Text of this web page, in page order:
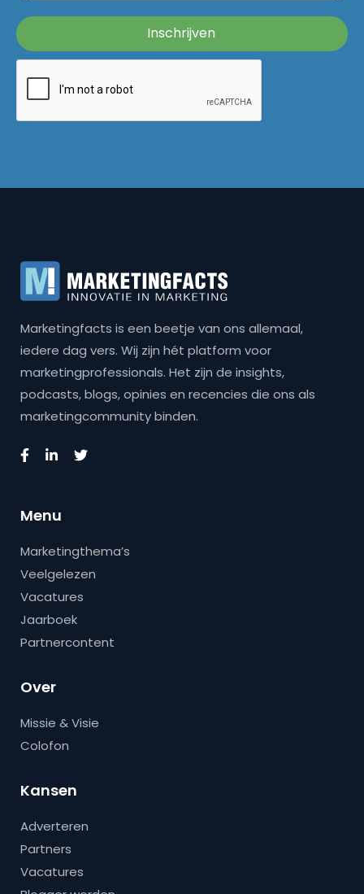
Marketingfacts is een beetje van ons allemaal,
iedere dag vers. Wij zijn hét platform voor
marketingprofessionals. Het zijn de insights,
podcasts, blogs, opinies en recencies die ons als
marketingcommunity binden.
Menu
Marketingthema’s
Veelgelezen
Vacatures
Jaarboek
Partnercontent
Over
Missie & Visie
Colofon
Kansen
Adverteren
Partners
Vacatures